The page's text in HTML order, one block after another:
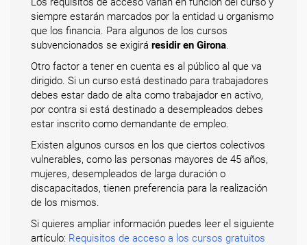
siempre estarán marcados por la entidad u organismo
que los financia. Para algunos de los cursos
subvencionados se exigirá residir en Girona.
Otro factor a tener en cuenta es al público al que va
dirigido. Si un curso está destinado para trabajadores
debes estar dado de alta como trabajador en activo,
por contra si está destinado a desempleados debes
estar inscrito como demandante de empleo.
Existen algunos cursos en los que ciertos colectivos
vulnerables, como las personas mayores de 45 años,
mujeres, desempleados de larga duración o
discapacitados, tienen preferencia para la realización
de los mismos.
Si quieres ampliar información puedes leer el siguiente
artículo: Requisitos de acceso a los cursos gratuitos